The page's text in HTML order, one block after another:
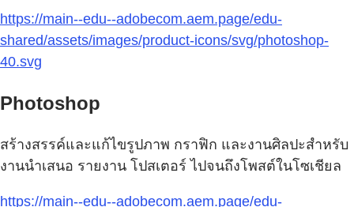
https://main--edu--adobecom.aem.page/edu-
shared/assets/images/product-icons/svg/photoshop-
40.svg
Photoshop
สร้างสรรค์และแก้ไขรูปภาพ กราฟิก และงานศิลปะสำหรับ
งานนำเสนอ รายงาน โปสเตอร์ ไปจนถึงโพสต์ในโซเชียล
https://main--edu--adobecom.aem.page/edu-